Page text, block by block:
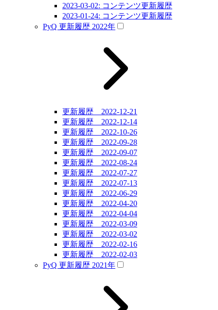
2023-03-02: コンテンツ更新履歴
2023-01-24: コンテンツ更新履歴
PyQ 更新履歴 2022年
更新履歴 2022-12-21
更新履歴 2022-12-14
更新履歴 2022-10-26
更新履歴 2022-09-28
更新履歴 2022-09-07
更新履歴 2022-08-24
更新履歴 2022-07-27
更新履歴 2022-07-13
更新履歴 2022-06-29
更新履歴 2022-04-20
更新履歴 2022-04-04
更新履歴 2022-03-09
更新履歴 2022-03-02
更新履歴 2022-02-16
更新履歴 2022-02-03
PyQ 更新履歴 2021年